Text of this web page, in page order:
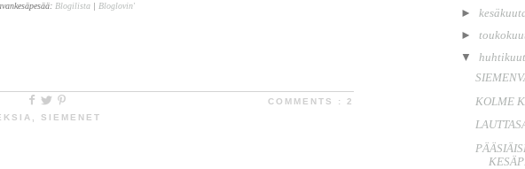
Blogilista | Bloglovin'
COMMENTS : 2
SIEMENET
►
►
▼
KOLME